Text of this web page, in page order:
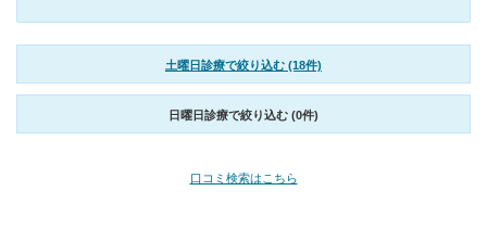
土曜日診療で絞り込む (18件)
日曜日診療で絞り込む (0件)
口コミ検索はこちら